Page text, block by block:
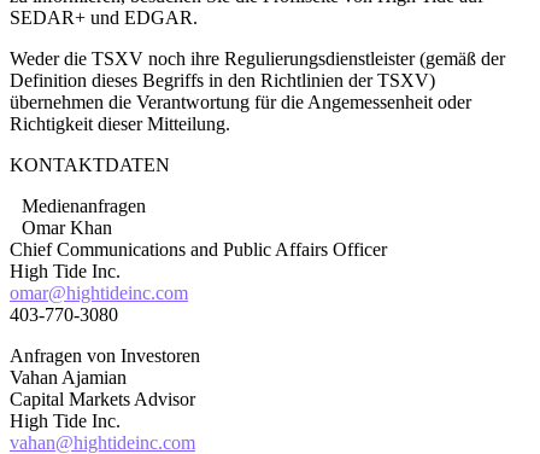
SEDAR+ und EDGAR.
Weder die TSXV noch ihre Regulierungsdienstleister (gemäß der
Definition dieses Begriffs in den Richtlinien der TSXV)
übernehmen die Verantwortung für die Angemessenheit oder
Richtigkeit dieser Mitteilung.
KONTAKTDATEN
Medienanfragen
Omar Khan
Chief Communications and Public Affairs Officer
High Tide Inc.
omar@hightideinc.com
403-770-3080
Anfragen von Investoren
Vahan Ajamian
Capital Markets Advisor
High Tide Inc.
vahan@hightideinc.com